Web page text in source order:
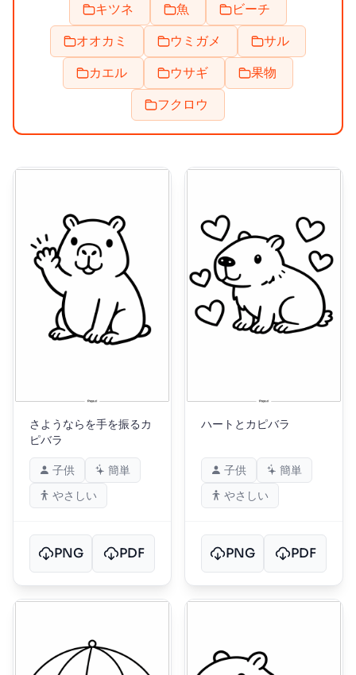
キツネ
魚
ビーチ
オオカミ
ウミガメ
サル
カエル
ウサギ
果物
フクロウ
さようならを手を振るカ
ピバラ
子供
簡単
やさしい
PNG PDF
ハートとカピバラ
子供
簡単
やさしい
PNG PDF